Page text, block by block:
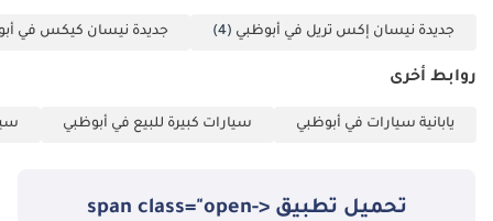
جديدة نيسان إكس تريل في أبوظبي (4) جديدة نيسان كيكس في
روابط أخرى
يابانية سيارات في أبوظبي سيارات كبيرة للبيع في أبوظبي
تحميل تطبيق <span class="open-